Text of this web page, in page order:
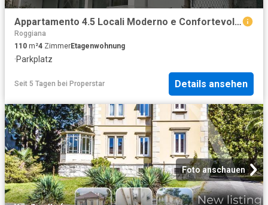
Appartamento 4.5 Locali Moderno e Confortevole a Vacallo: Spazio, Lusso e Comodità
Roggiana
110 m²4 ZimmerEtagenwohnung
·Parkplatz
Seit 5 Tagen bei Properstar Details ansehen
Foto anschauen